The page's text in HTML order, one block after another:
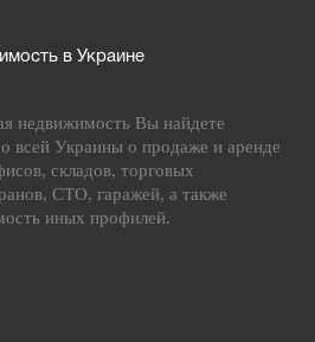
в Украине
недвижимость Вы найдете
всей Украины о продаже и аренде
складов, торговых
СТО, гаражей, а также
иных профилей.